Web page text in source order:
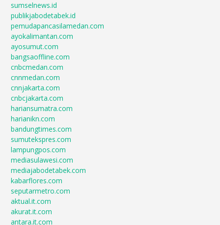
sumselnews.id
publikjabodetabek.id
pemudapancasilamedan.com
ayokalimantan.com
ayosumut.com
bangsaoffline.com
cnbcmedan.com
cnnmedan.com
cnnjakarta.com
cnbcjakarta.com
hariansumatra.com
harianikn.com
bandungtimes.com
sumutekspres.com
lampungpos.com
mediasulawesi.com
mediajabodetabek.com
kabarflores.com
seputarmetro.com
aktual.it.com
akurat.it.com
antara.it.com